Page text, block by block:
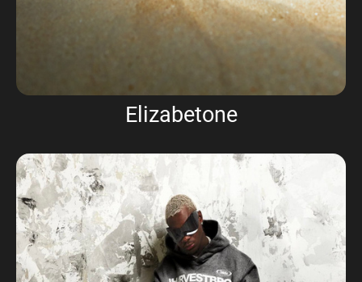
Elizabetone